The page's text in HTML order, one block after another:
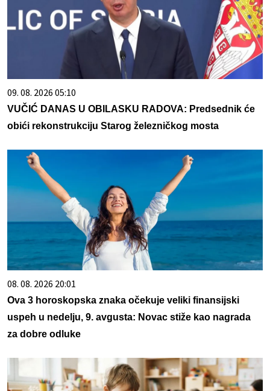
09. 08. 2026 05:10
VUČIĆ DANAS U OBILASKU RADOVA: Predsednik će
obići rekonstrukciju Starog železničkog mosta
08. 08. 2026 20:01
Ova 3 horoskopska znaka očekuje veliki finansijski
uspeh u nedelju, 9. avgusta: Novac stiže kao nagrada
za dobre odluke